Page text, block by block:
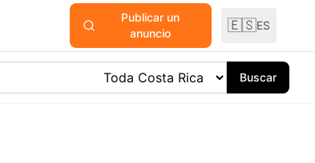
Publicar un
anuncio
🇪🇸ES
Buscar